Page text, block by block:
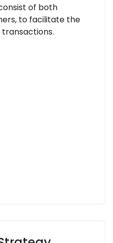
of both
to facilitate the